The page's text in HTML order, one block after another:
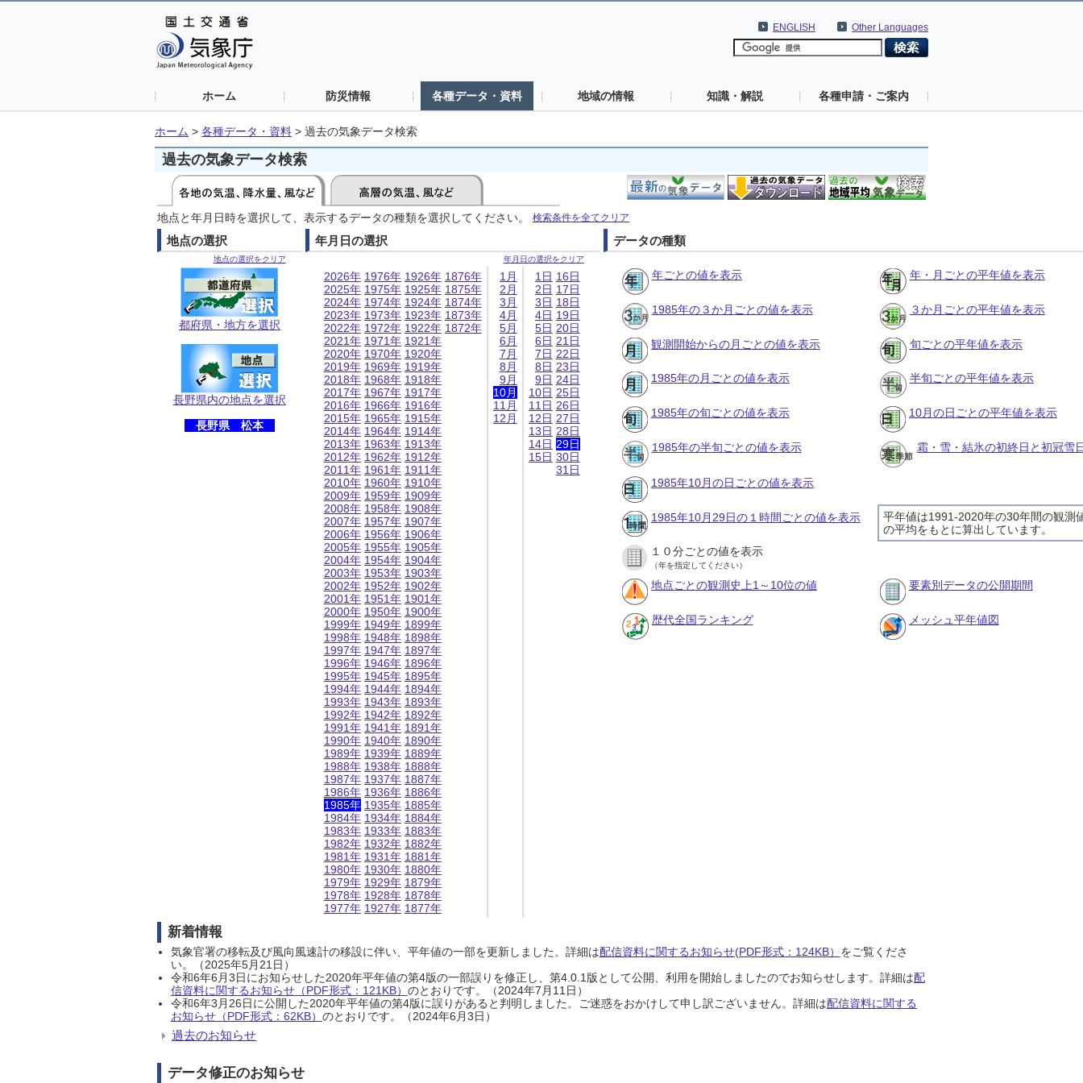
Other Languages
ENGLISH
ホーム 防災情報 各種データ・資料 地域の情報 知識・解説 各種申請・ご案内
ホーム > 各種データ・資料 > 過去の気象データ検索
過去の気象データ検索
地点と年月日時を選択して、表示するデータの種類を選択してください。 検索条件を全てクリア
地点の選択
地点の選択をクリア
都府県・地方を選択
長野県内の地点を選択
長野県 松本
年月日の選択
年月日の選択をクリア
2026年
2025年
2024年
2023年
2022年
2021年
2020年
2019年
2018年
2017年
2016年
2015年
2014年
2013年
2012年
2011年
2010年
2009年
2008年
2007年
2006年
2005年
2004年
2003年
2002年
2001年
2000年
1999年
1998年
1997年
1996年
1995年
1994年
1993年
1992年
1991年
1990年
1989年
1988年
1987年
1986年
1985年
1984年
1983年
1982年
1981年
1980年
1979年
1978年
1977年
1976年
1975年
1974年
1973年
1972年
1971年
1970年
1969年
1968年
1967年
1966年
1965年
1964年
1963年
1962年
1961年
1960年
1959年
1958年
1957年
1956年
1955年
1954年
1953年
1952年
1951年
1950年
1949年
1948年
1947年
1946年
1945年
1944年
1943年
1942年
1941年
1940年
1939年
1938年
1937年
1936年
1935年
1934年
1933年
1932年
1931年
1930年
1929年
1928年
1927年
1926年
1925年
1924年
1923年
1922年
1921年
1920年
1919年
1918年
1917年
1916年
1915年
1914年
1913年
1912年
1911年
1910年
1909年
1908年
1907年
1906年
1905年
1904年
1903年
1902年
1901年
1900年
1899年
1898年
1897年
1896年
1895年
1894年
1893年
1892年
1891年
1890年
1889年
1888年
1887年
1886年
1885年
1884年
1883年
1882年
1881年
1880年
1879年
1878年
1877年
1876年
1875年
1874年
1873年
1872年
1月
2月
3月
4月
5月
6月
7月
8月
9月
10月
11月
12月
1日
2日
3日
4日
5日
6日
7日
8日
9日
10日
11日
12日
13日
14日
15日
16日
17日
18日
19日
20日
21日
22日
23日
24日
25日
26日
27日
28日
29日
30日
31日
データの種類
年ごとの値を表示 年・月ごとの平年値を表示
1985年の３か月ごとの値を表示 ３か月ごとの平年値を表示
観測開始からの月ごとの値を表示 旬ごとの平年値を表示
1985年の月ごとの値を表示 半旬ごとの平年値を表示
1985年の旬ごとの値を表示 10月の日ごとの平年値を表示
1985年の半旬ごとの値を表示 霜・雪・結氷の初終日と初冠雪
1985年10月の日ごとの値を表示
平年値は1991-2020年の30年間の観測
の平均をもとに算出しています。
1985年10月29日の１時間ごとの値を表示
１０分ごとの値を表示
（年を指定してください）
地点ごとの観測史上1～10位の値 要素別データの公開期間
歴代全国ランキング メッシュ平年値図
新着情報
気象官署の移転及び風向風速計の移設に伴い、平年値の一部を更新しました。詳細は配信資料に関するお知らせ(PDF形式：124KB） をご覧くださ
い。（2025年5月21日）
令和6年6月3日にお知らせした2020年平年値の第4版の一部誤りを修正し、第4.0.1版として公開、利用を開始しましたのでお知らせします。詳細は配
信資料に関するお知らせ（PDF形式：121KB） のとおりです。（2024年7月11日）
令和6年3月26日に公開した2020年平年値の第4版に誤りがあると判明しました。ご迷惑をおかけして申し訳ございません。詳細は配信資料に関する
お知らせ（PDF形式：62KB） のとおりです。（2024年6月3日）
過去のお知らせ
データ修正のお知らせ